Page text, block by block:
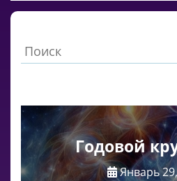
Годовой
Январь